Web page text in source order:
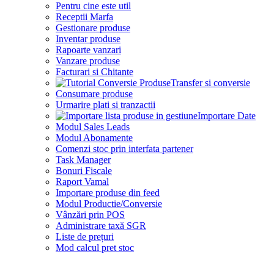
Pentru cine este util
Receptii Marfa
Gestionare produse
Inventar produse
Rapoarte vanzari
Vanzare produse
Facturari si Chitante
Transfer si conversie
Consumare produse
Urmarire plati si tranzactii
Importare Date
Modul Sales Leads
Modul Abonamente
Comenzi stoc prin interfata partener
Task Manager
Bonuri Fiscale
Raport Vamal
Importare produse din feed
Modul Productie/Conversie
Vânzări prin POS
Administrare taxă SGR
Liste de prețuri
Mod calcul pret stoc